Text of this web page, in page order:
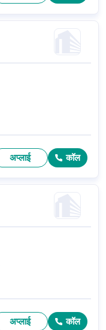
अप्लाई कॉल
अप्लाई कॉल